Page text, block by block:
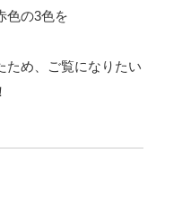
色の3色を
ため、ご覧になりたい